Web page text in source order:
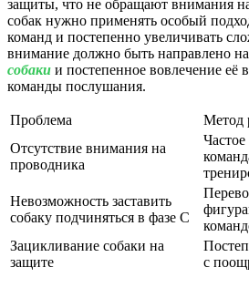
защиты, что не обращают внимания
собак нужно применять особый
команд и постепенно увеличивать
внимание должно быть направлено на
собаки и постепенное вовлечение её
команды послушания.
Проблема
Метод
Отсутствие внимания на
проводника
Невозможность заставить
собаку подчиняться в фазе С
Зацикливание собаки на
защите
с